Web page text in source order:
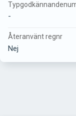
-
Återanvänt regnr
Nej